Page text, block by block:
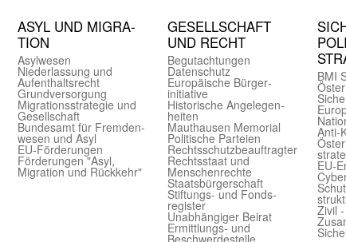
ASYL UND MIGRA­
TION
Asyl­wesen
Nieder­lassung und
Aufent­halts­recht
Grund­versorgung
Migrations­strategie und
Gesell­schaft
Bundes­amt für Fremden­
wesen und Asyl
EU-Förde­rungen
Förderungen "Asyl,
Migration und Rückkehr"
GE­SELL­SCHAFT
UND RECHT
Begut­achtungen
Daten­schutz
Europäische Bürger­
initiative
Historische Angelegen­
heiten
Mauthausen Memorial
Politische Parteien
Rechts­schutz­beauftragter
Rechts­staat und
Menschen­rechte
Staats­bürger­schaft
Stiftungs- und Fonds­
register
Unab­hängiger Beirat
Ermittlungs- und
Beschwerde­stelle
BMI
Anti-
EU-
Zivil